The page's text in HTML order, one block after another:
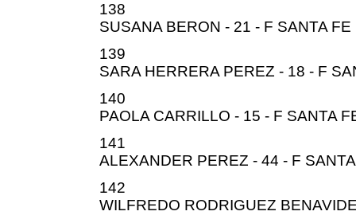
138
SUSANA BERON - 21 - F SANTA FE
139
SARA HERRERA PEREZ - 18 - F
140
PAOLA CARRILLO - 15 - F SANTA
141
ALEXANDER PEREZ - 44 - F
142
WILFREDO RODRIGUEZ